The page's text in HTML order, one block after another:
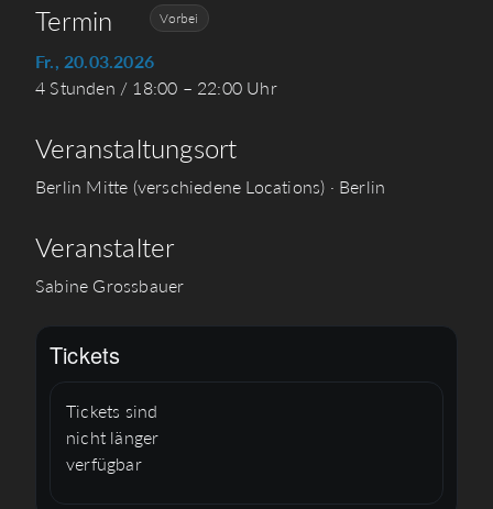
Termin Vorbei
Fr., 20.03.2026
4 Stunden / 18:00 – 22:00 Uhr
Veranstaltungsort
Berlin Mitte (verschiedene Locations) · Berlin
Veranstalter
Sabine Grossbauer
Tickets
Tickets sind
nicht länger
verfügbar